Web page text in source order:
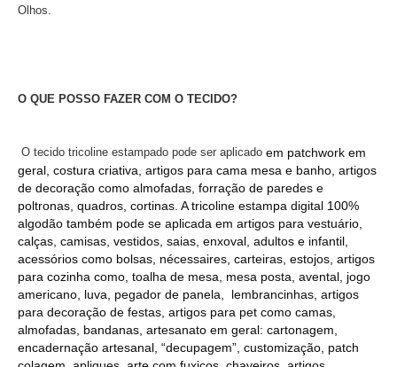
Olhos.
O QUE POSSO FAZER COM O TECIDO?
O tecido tricoline estampado pode ser aplicado em patchwork em
geral, costura criativa, artigos para cama mesa e banho, artigos
de decoração como almofadas, forração de paredes e
poltronas, quadros, cortinas. A tricoline estampa digital 100%
algodão também pode se aplicada em artigos para vestuário,
calças, camisas, vestidos, saias, enxoval, adultos e infantil,
acessórios como bolsas, nécessaires, carteiras, estojos, artigos
para cozinha como, toalha de mesa, mesa posta, avental, jogo
americano, luva, pegador de panela, lembrancinhas, artigos
para decoração de festas, artigos para pet como camas,
almofadas, bandanas, artesanato em geral: cartonagem,
encadernação artesanal, “decupagem”, customização, patch